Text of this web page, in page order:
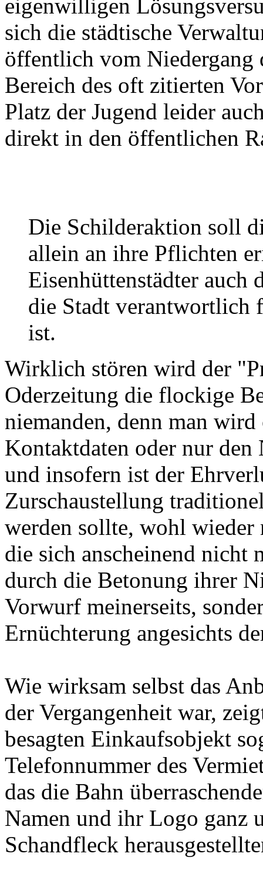
eigenwilligen
sich die städtische
öffentlich vom Niedergang
Bereich des oft zitierten
Platz der Jugend leider
direkt in den öffentlichen
Die Schilderaktion soll
allein an ihre Pflichten
Eisenhüttenstädter auch
die Stadt verantwortlich
ist.
Wirklich stören wird der
Oderzeitung die flockige
niemanden, denn man
Kontaktdaten oder nur den
und insofern ist der
Zurschaustellung
werden sollte, wohl wieder
die sich anscheinend nicht
durch die Betonung ihrer
Vorwurf meinerseits,
Ernüchterung angesichts
Wie wirksam selbst das
der Vergangenheit war,
besagten Einkaufsobjekt
Telefonnummer des
das die Bahn
Namen und ihr Logo ganz
Schandfleck